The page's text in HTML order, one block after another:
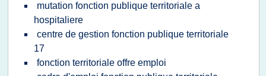
mutation fonction publique territoriale a
hospitaliere
centre de gestion fonction publique territoriale
17
fonction territoriale offre emploi